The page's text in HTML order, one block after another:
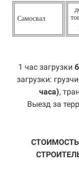
Самосвал
1 час загрузки
загрузки:
часа),
Выезд за